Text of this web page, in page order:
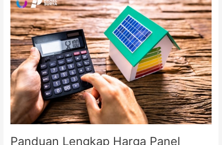
Panduan Lengkap Harga Panel
Lengkap
Harga
Panel
Surya
Rumah
2026
dan
Manfaat
Investasi
Energinya